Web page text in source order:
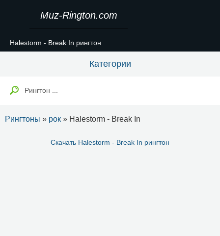
Muz-Rington.com
Halestorm - Break In рингтон
Категории
Рингтоны » рок » Halestorm - Break In
Скачать Halestorm - Break In рингтон